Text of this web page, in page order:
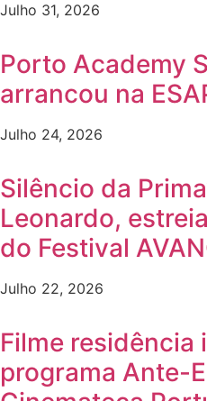
Julho 31, 2026
Porto Academy
arrancou na
Julho 24, 2026
Silêncio da
Leonardo,
do Festival
Julho 22, 2026
Filme residência
programa Ante-